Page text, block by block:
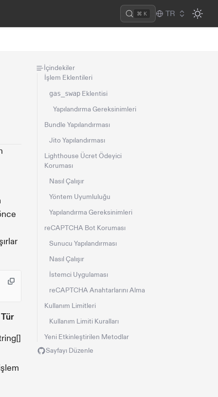
⌘ K TR
Tür
İçindekiler
İşlem Eklentileri
gas_swap Eklentisi
Yapılandırma Gereksinimleri
Bundle Yapılandırması
Jito Yapılandırması
Lighthouse Ücret Ödeyici
Koruması
Nasıl Çalışır
Yöntem Uyumluluğu
Yapılandırma Gereksinimleri
reCAPTCHA Bot Koruması
Sunucu Yapılandırması
Nasıl Çalışır
İstemci Uygulaması
reCAPTCHA Anahtarlarını Alma
Kullanım Limitleri
Kullanım Limiti Kuralları
Yeni Etkinleştirilen Metodlar
Sayfayı Düzenle